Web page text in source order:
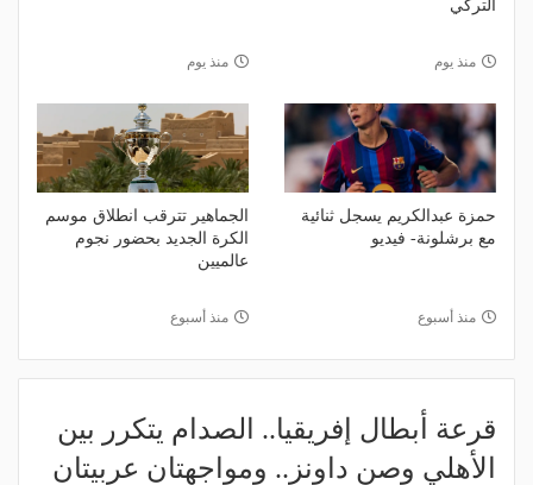
التركي
منذ يوم منذ يوم
حمزة عبدالكريم يسجل ثنائية
مع برشلونة- فيديو
منذ أسبوع
الجماهير تترقب انطلاق موسم
الكرة الجديد بحضور نجوم
عالميين
منذ أسبوع
قرعة أبطال إفريقيا.. الصدام يتكرر بين
الأهلي وصن داونز.. ومواجهتان عربيتان